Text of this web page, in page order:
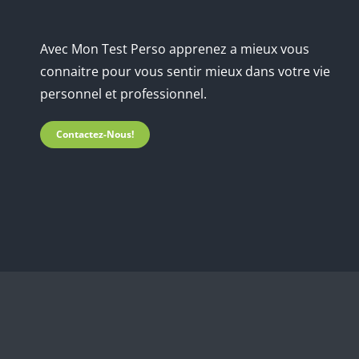
Avec Mon Test Perso apprenez a mieux vous
connaitre pour vous sentir mieux dans votre vie
personnel et professionnel.
Contactez-Nous!